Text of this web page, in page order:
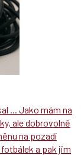
... Jako mám na
ale dobrovolně
na pozadí
a pak jim